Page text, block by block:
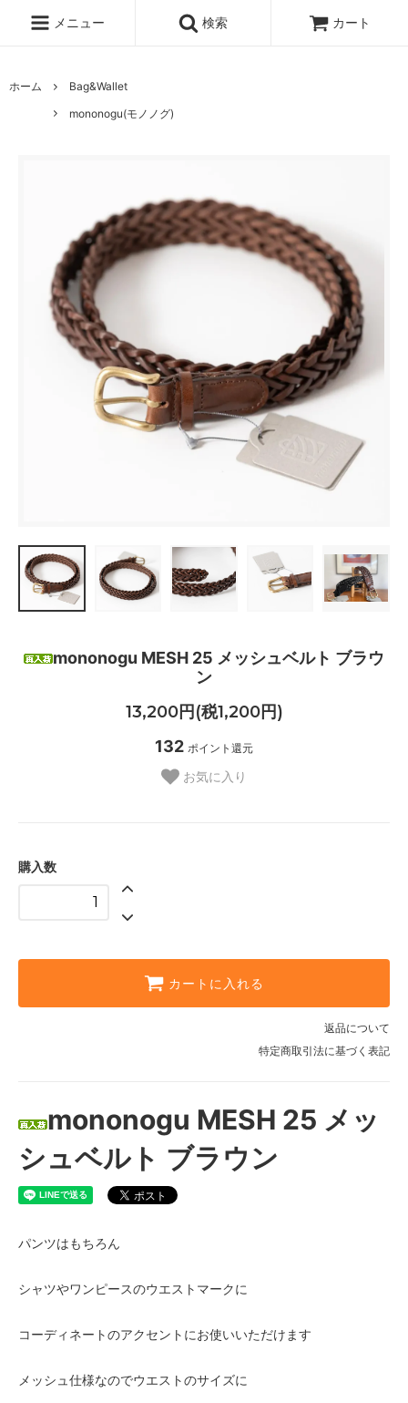
メニュー 検索 カート
ホーム
Bag&Wallet
mononogu(モノノグ)
mononogu MESH 25 メッシュベルト ブラウ
ン
13,200円(税1,200円)
132 ポイント還元
お気に入り
購入数
カートに入れる
返品について
特定商取引法に基づく表記
mononogu MESH 25 メッ
シュベルト ブラウン
パンツはもちろん
シャツやワンピースのウエストマークに
コーディネートのアクセントにお使いいただけます
メッシュ仕様なのでウエストのサイズに